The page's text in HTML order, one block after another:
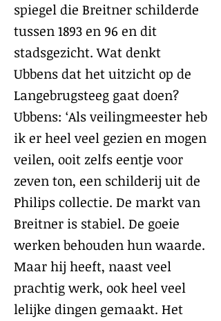
spiegel die Breitner schilderde
tussen 1893 en 96 en dit
stadsgezicht. Wat denkt
Ubbens dat het uitzicht op de
Langebrugsteeg gaat doen?
Ubbens: ‘Als veilingmeester heb
ik er heel veel gezien en mogen
veilen, ooit zelfs eentje voor
zeven ton, een schilderij uit de
Philips collectie. De markt van
Breitner is stabiel. De goeie
werken behouden hun waarde.
Maar hij heeft, naast veel
prachtig werk, ook heel veel
lelijke dingen gemaakt. Het